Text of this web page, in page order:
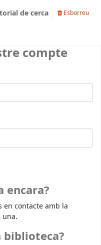
de cerca Esborreu
compte
encara?
en contacte amb la
una.
biblioteca?